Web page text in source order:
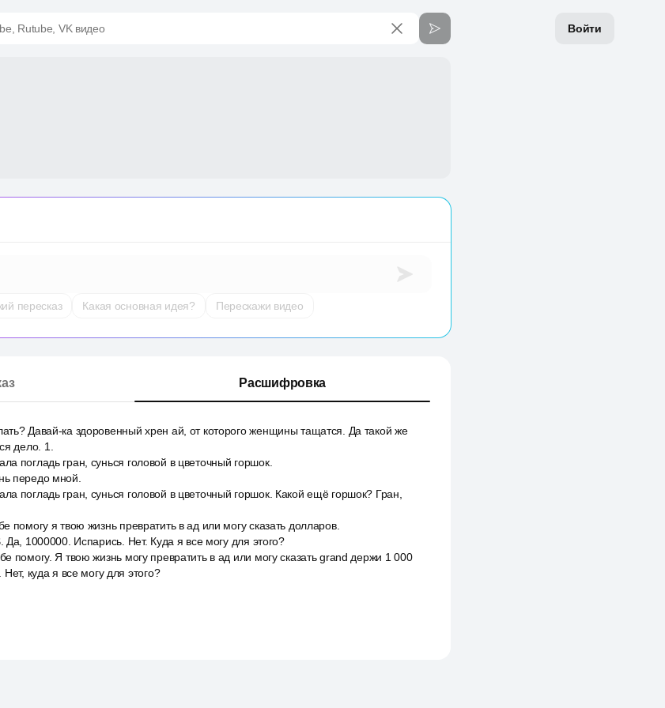
Войти
Rutube, VK видео
пересказ Какая основная идея? Перескажи видео
Расшифровка
Давай-ка здоровенный хрен ай, от которого женщины тащатся. Да такой же
дело. 1.
погладь гран, сунься головой в цветочный горшок.
передо мной.
погладь гран, сунься головой в цветочный горшок. Какой ещё горшок? Гран,
помогу я твою жизнь превратить в ад или могу сказать долларов.
1000000. Испарись. Нет. Куда я все могу для этого?
помогу. Я твою жизнь могу превратить в ад или могу сказать grand держи 1 000
куда я все могу для этого?